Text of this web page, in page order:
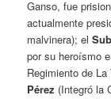
Ganso, fue
actualmente
malvinera); el
por su heroísmo
Regimiento de
Pérez (Integró la